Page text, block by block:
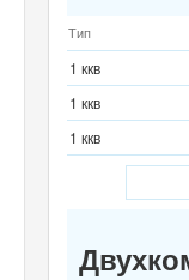
Тип
1 ккв
1 ккв
1 ккв